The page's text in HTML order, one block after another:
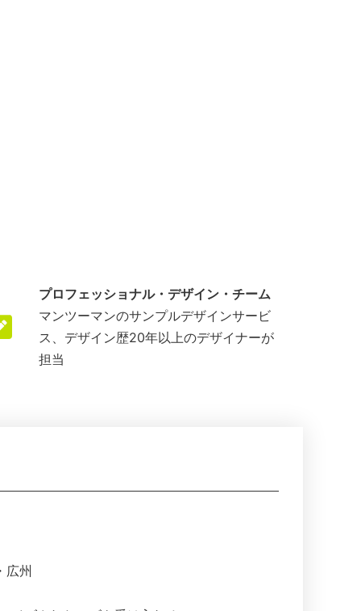
プロフェッショナル・デザイン・チーム
マンツーマンのサンプルデザインサービ
ス、デザイン歴20年以上のデザイナーが
担当
広州